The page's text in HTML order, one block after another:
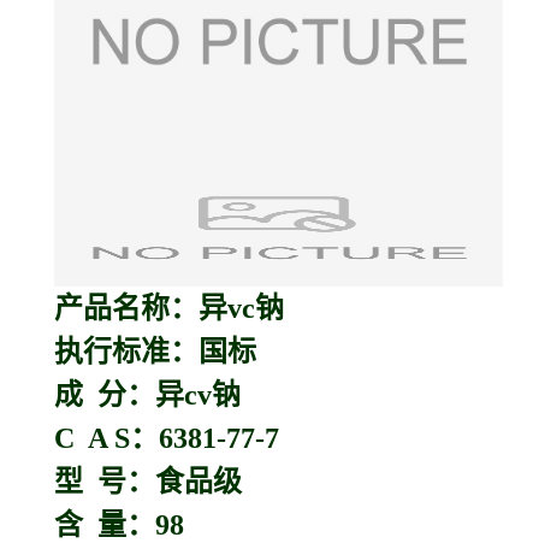
产品名称：异vc钠
执行标准：国标
成 分：异cv钠
C A S：6381-77-7
型 号：食品级
含 量：98